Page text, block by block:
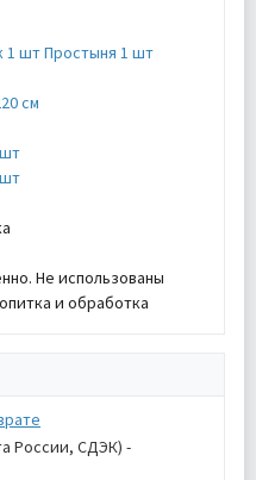
1 шт Простыня 1 шт
см
Не использованы
и обработка
России, СДЭК) -